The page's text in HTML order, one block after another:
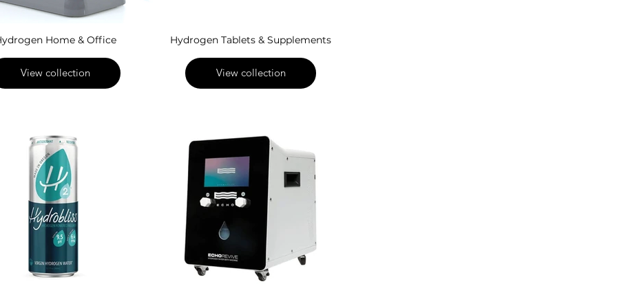
Home & Office
View collection
Hydrogen Tablets & Supplements
View collection